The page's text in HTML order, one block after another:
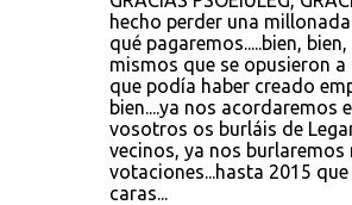
hecho perder una
qué pagaremos.....bien,
mismos que se opusieron a
que podía haber creado
bien....ya nos acordaremos
vosotros os burláis de
vecinos, ya nos
votaciones...hasta 2015
caras...